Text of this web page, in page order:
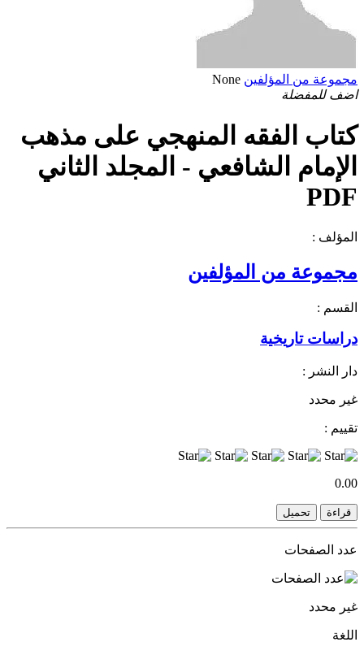
مجموعة من المؤلفين None
اضف للمفضلة
كتاب الفقه المنهجي على مذهب
الإمام الشافعي - المجلد الثاني
PDF
المؤلف :
مجموعة من المؤلفين
القسم :
دراسات تاريخية
دار النشر :
غير محدد
تقييم :
0.00
قراءة تحميل
عدد الصفحات
غير محدد
اللغة